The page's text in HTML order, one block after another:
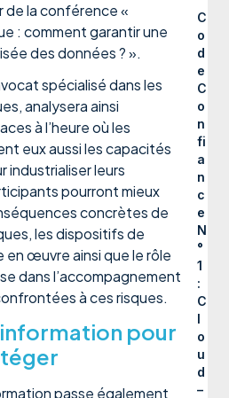
la conférence «
: comment garantir une
des données ? ».
spécialisé dans les
analysera ainsi
à l’heure où les
eux aussi les capacités
industrialiser leurs
pourront mieux
concrètes de
les dispositifs de
œuvre ainsi que le rôle
dans l’accompagnement
à ces risques.
pour
passe également
C
o
d
e
C
o
n
fi
a
n
c
e
N
°
1
:
C
l
o
u
d
–